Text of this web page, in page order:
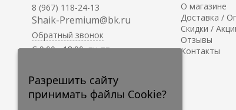
8 (967) 118-24-13
Shaik-Premium@bk.ru
Обратный звонок
C 9:00 - 18:00, пн-пт
круглосуточно.
О магазине
Доставка /
Скидки /
Отзывы
Контакты
Разрешить сайту
принимать файлы Cookie?